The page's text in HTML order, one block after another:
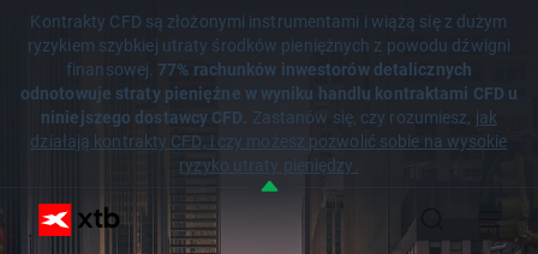
Kontrakty CFD są złożonymi instrumentami i wiążą się z dużym
ryzykiem szybkiej utraty środków pieniężnych z powodu dźwigni
finansowej.77% rachunków inwestorów detalicznych
odnotowuje straty pieniężne w wyniku handlu kontraktami CFD u
niniejszego dostawcy CFD. Zastanów się, czy rozumiesz, jak
działają kontrakty CFD, i czy możesz pozwolić sobie na wysokie
ryzyko utraty pieniędzy.